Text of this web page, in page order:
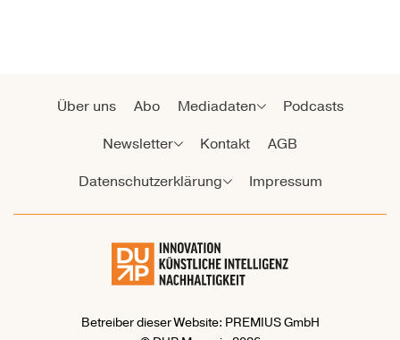
Über uns Abo Mediadaten
Podcasts
Newsletter
Kontakt
AGB
Datenschutzerklärung
Impressum
Betreiber dieser Website: PREMIUS GmbH